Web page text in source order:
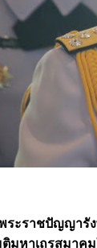
ระราชปัญญารัง
มหาเถรสมาค